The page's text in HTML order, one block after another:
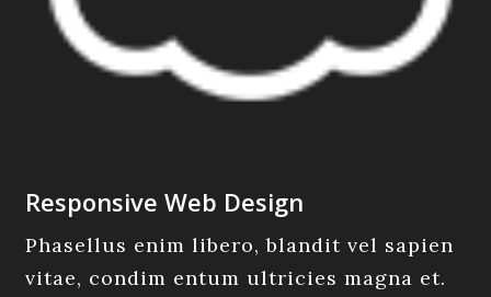
Responsive Web Design
Phasellus enim libero, blandit vel sapien
vitae, condim entum ultricies magna et.